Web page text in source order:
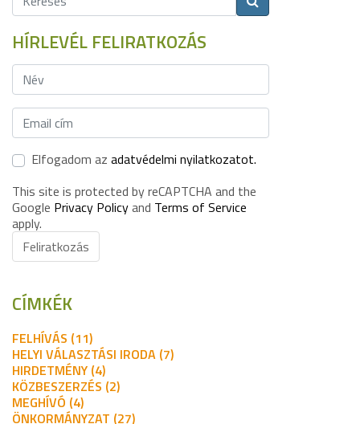
HÍRLEVÉL FELIRATKOZÁS
Elfogadom az adatvédelmi nyilatkozatot.
This site is protected by reCAPTCHA and the
Google Privacy Policyand Terms of Service
apply.
Feliratkozás
CÍMKÉK
FELHÍVÁS (11)
HELYI VÁLASZTÁSI IRODA (7)
HIRDETMÉNY (4)
KÖZBESZERZÉS (2)
MEGHÍVÓ (4)
ÖNKORMÁNYZAT (27)